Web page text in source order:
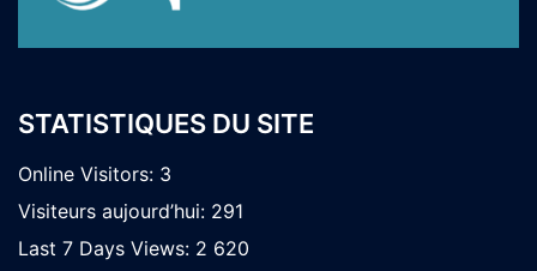
STATISTIQUES DU SITE
Online Visitors: 3
Visiteurs aujourd’hui: 291
Last 7 Days Views: 2 620